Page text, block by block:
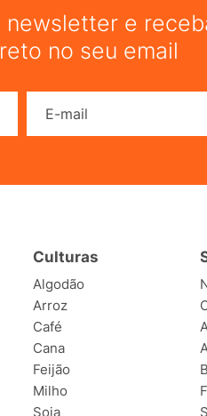
newsletter e
no seu email
Culturas
Algodão
Arroz
Café
Cana
Feijão
Milho
Soja